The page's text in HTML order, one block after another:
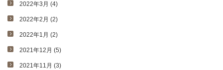
2022年3月 (4)
2022年2月 (2)
2022年1月 (2)
2021年12月 (5)
2021年11月 (3)